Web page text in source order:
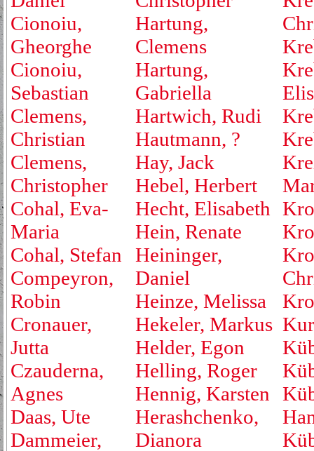
Cionoiu,
Gheorghe
Cionoiu,
Sebastian
Clemens,
Christian
Clemens,
Christopher
Cohal, Eva-
Maria
Cohal, Stefan
Compeyron,
Robin
Cronauer,
Jutta
Czauderna,
Agnes
Daas, Ute
Dammeier,
Hartung,
Clemens
Hartung,
Gabriella
Hartwich, Rudi
Hautmann, ?
Hay, Jack
Hebel, Herbert
Hecht, Elisabeth
Hein, Renate
Heininger,
Daniel
Heinze, Melissa
Hekeler, Markus
Helder, Egon
Helling, Roger
Hennig, Karsten
Herashchenko,
Dianora